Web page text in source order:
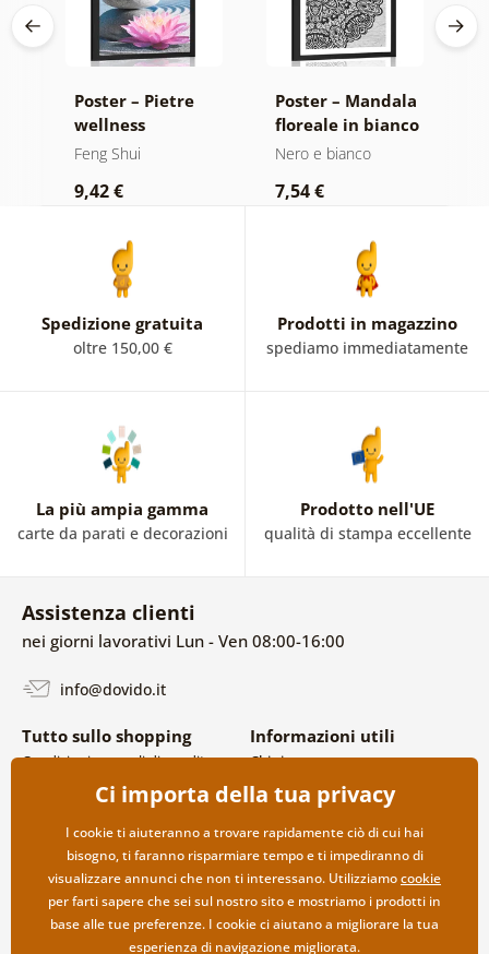
Poster – Pietre
wellness
Feng Shui
9,42 €
Poster – Mandala
floreale in bianco
e nero
Nero e bianco
7,54 €
Spedizione gratuita
oltre 150,00 €
Prodotti in magazzino
spediamo immediatamente
La più ampia gamma
carte da parati e decorazioni
Prodotto nell'UE
qualità di stampa eccellente
Assistenza clienti
nei giorni lavorativi Lun - Ven 08:00-16:00
info@dovido.it
Tutto sullo shopping
Condizioni generali di vendita e
Politica sulla privacy
Opzioni di spedizione e
pagamento
Reso della merce
Informazioni utili
Chi siamo
FAQ
Contatti
Collaborazione all’ingrosso
Ci importa della tua privacy
I cookie ti aiuteranno a trovare rapidamente ciò di cui hai
bisogno, ti faranno risparmiare tempo e ti impediranno di
visualizzare annunci che non ti interessano. Utilizziamocookie
per farti sapere che sei sul nostro sito e mostriamo i prodotti in
base alle tue preferenze. I cookie ci aiutano a migliorare la tua
esperienza di navigazione migliorata.